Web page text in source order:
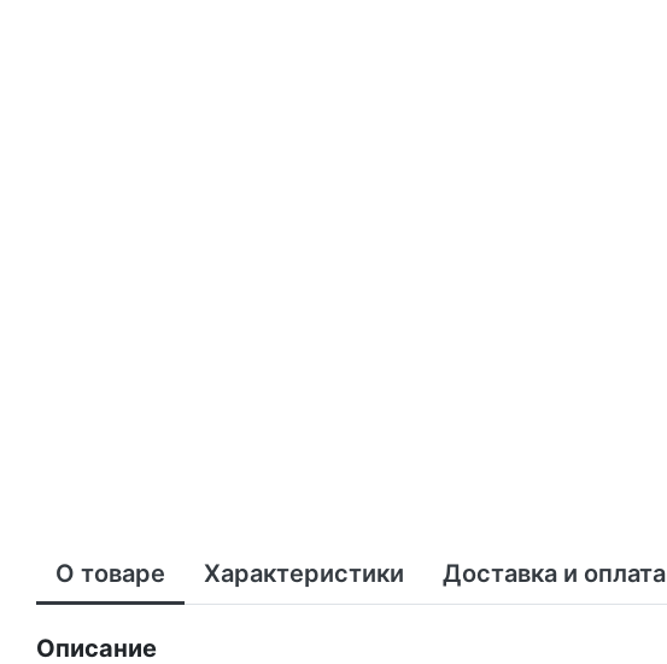
О товаре Характеристики Доставка и оплата
Описание